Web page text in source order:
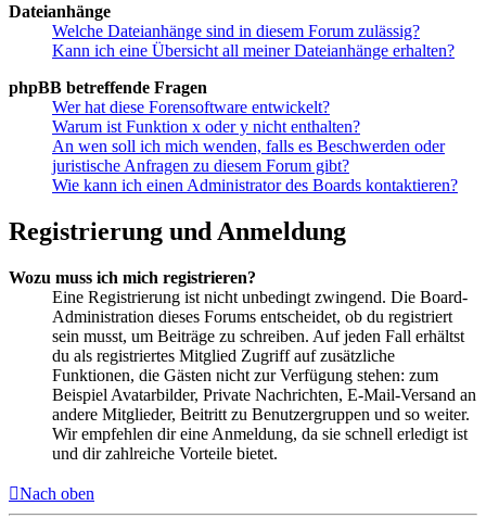
Dateianhänge
Welche Dateianhänge sind in diesem Forum zulässig?
Kann ich eine Übersicht all meiner Dateianhänge erhalten?
phpBB betreffende Fragen
Wer hat diese Forensoftware entwickelt?
Warum ist Funktion x oder y nicht enthalten?
An wen soll ich mich wenden, falls es Beschwerden oder
juristische Anfragen zu diesem Forum gibt?
Wie kann ich einen Administrator des Boards kontaktieren?
Registrierung und Anmeldung
Wozu muss ich mich registrieren?
Eine Registrierung ist nicht unbedingt zwingend. Die Board-
Administration dieses Forums entscheidet, ob du registriert
sein musst, um Beiträge zu schreiben. Auf jeden Fall erhältst
du als registriertes Mitglied Zugriff auf zusätzliche
Funktionen, die Gästen nicht zur Verfügung stehen: zum
Beispiel Avatarbilder, Private Nachrichten, E-Mail-Versand an
andere Mitglieder, Beitritt zu Benutzergruppen und so weiter.
Wir empfehlen dir eine Anmeldung, da sie schnell erledigt ist
und dir zahlreiche Vorteile bietet.
Nach oben